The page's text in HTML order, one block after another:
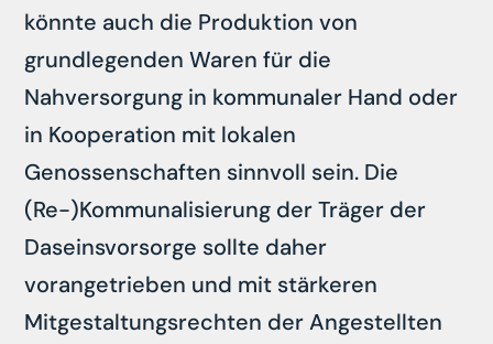
könnte auch die Produktion von
grundlegenden Waren für die
Nahversorgung in kommunaler Hand oder
in Kooperation mit lokalen
Genossenschaften sinnvoll sein. Die
(Re-)Kommunalisierung der Träger der
Daseinsvorsorge sollte daher
vorangetrieben und mit stärkeren
Mitgestaltungsrechten der Angestellten